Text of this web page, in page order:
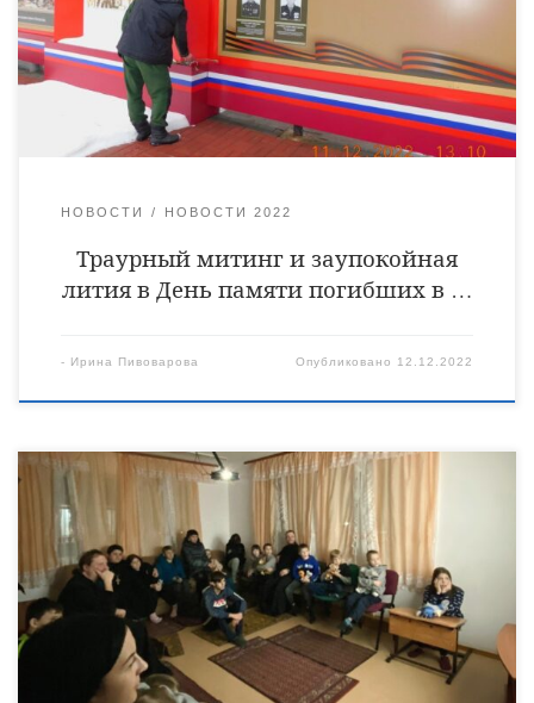
Вольная Вершина Уваровского района священник Иоанн
Дудышев. Война в Чечне — горестная страница в истории
российского народа, день скорби по тем, кто ценой
собственной […]
НОВОСТИ НОВОСТИ 2022
Траурный митинг и заупокойная
лития в День памяти погибших в …
- Ирина Пивоварова Опубликовано 12.12.2022
9 декабря по благословению епископа Уваровского и
Кирсановского Игнатия священнослужители Уваровской
епархии в очередной раз посетили Центр поддержки семьи и
помощи детям «Семейный причал» в селе Красивка
Инжавинского района и встретились с его воспитанниками.
Во встрече приняли участие настоятель Никольского храма
села Верхний Шибряй Уваровского района священник
Ярослав Кравченко, сотрудник молодёжного отдела